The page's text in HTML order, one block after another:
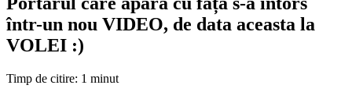
într-un nou VIDEO, de data aceasta la
VOLEI :)
Timp de citire: 1 minut